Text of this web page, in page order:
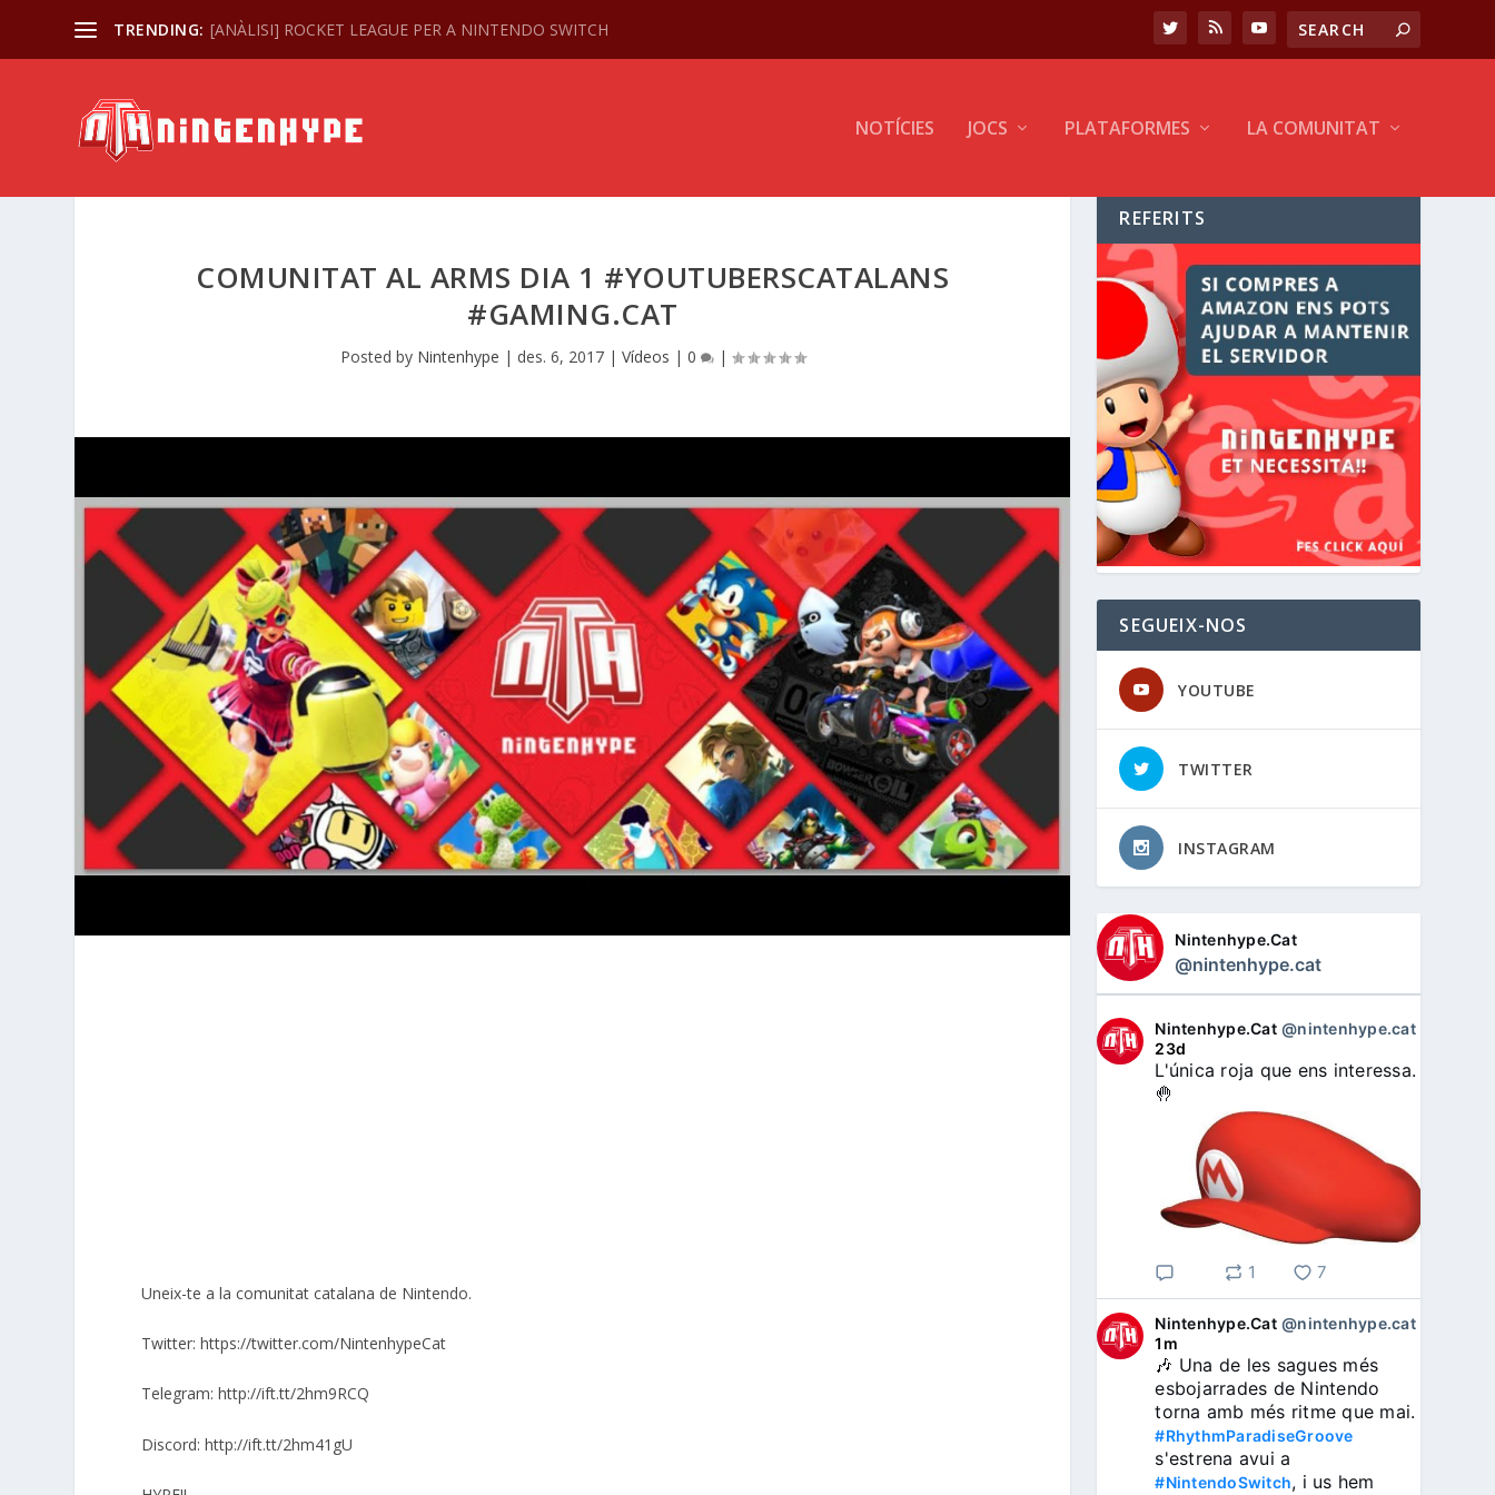
TRENDING: [ANÀLISI] ROCKET LEAGUE PER A NINTENDO SWITCH
NOTÍCIES JOCS PLATAFORMES LA COMUNITAT
COMUNITAT AL ARMS DIA 1 #YOUTUBERSCATALANS
#GAMING.CAT
Posted by Nintenhype | des. 6, 2017| Vídeos | 0 |
Uneix-te a la comunitat catalana de Nintendo.
Twitter: https://twitter.com/NintenhypeCat
Telegram: http://ift.tt/2hm9RCQ
Discord: http://ift.tt/2hm41gU
REFERITS
SEGUEIX-NOS
YOUTUBE
TWITTER
INSTAGRAM
Nintenhype.Cat
@nintenhype.cat
Nintenhype.Cat @nintenhype.cat⋅
23d
L'única roja que ens interessa.
🤚
1 7
Nintenhype.Cat @nintenhype.cat⋅
1m
🎶 Una de les sagues més
esbojarrades de Nintendo
#RhythmParadiseGroove
#NintendoSwitch, i us hem